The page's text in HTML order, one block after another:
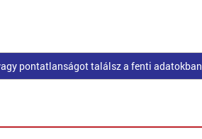
pontatlanságot találsz a fenti